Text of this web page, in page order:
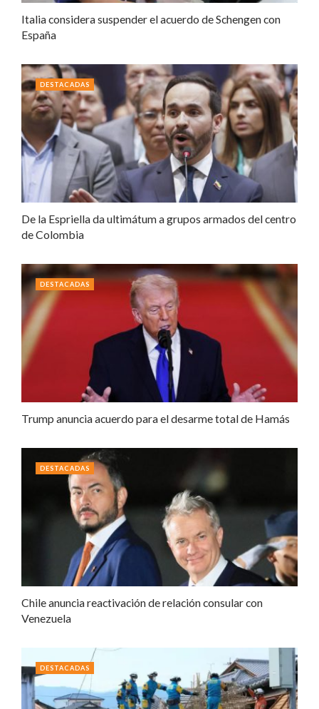
Italia considera suspender el acuerdo de Schengen con
España
De la Espriella da ultimátum a grupos armados del centro
de Colombia
DESTACADAS
Trump anuncia acuerdo para el desarme total de Hamás
DESTACADAS
Chile anuncia reactivación de relación consular con
Venezuela
DESTACADAS
DESTACADAS